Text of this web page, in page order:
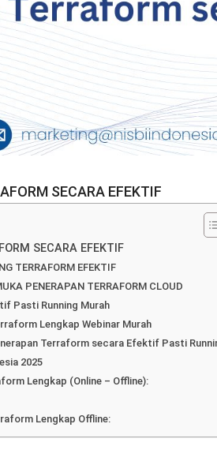
SECARA EFEKTIF
SECARA EFEKTIF
TERRAFORM EFEKTIF
PENERAPAN TERRAFORM CLOUD
Pasti Running Murah
Lengkap Webinar Murah
Terraform secara Efektif Pasti
2025
Lengkap (Online – Offline):
Lengkap Offline: